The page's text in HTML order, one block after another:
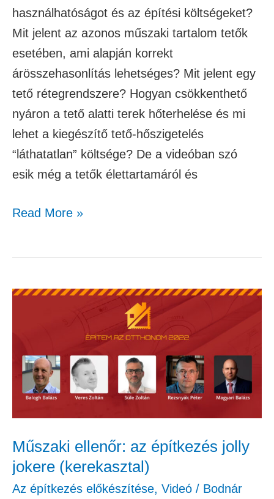
használhatóságot és az építési költségeket?
Mit jelent az azonos műszaki tartalom tetők
esetében, ami alapján korrekt
árösszehasonlítás lehetséges? Mit jelent egy
tető rétegrendszere? Hogyan csökkenthető
nyáron a tető alatti terek hőterhelése és mi
lehet a kiegészítő tető-hőszigetelés
“láthatatlan” költsége? De a videóban szó
esik még a tetők élettartamáról és
Read More »
Műszaki ellenőr: az építkezés jolly
jokere (kerekasztal)
Az építkezés előkészítése, Videó / Bodnár
Műszaki
építkezés
jolly
jokere
(kerekasztal)